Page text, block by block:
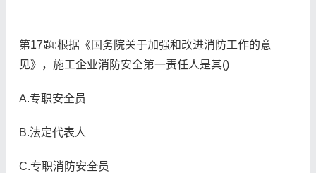
第17题:根据《国务院关于加强和改进消防工作的意
见》，施工企业消防安全第一责任人是其()
A.专职安全员
B.法定代表人
C.专职消防安全员